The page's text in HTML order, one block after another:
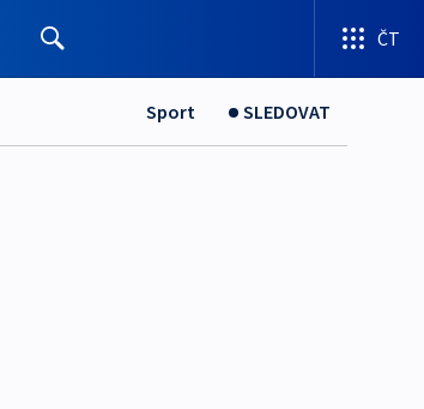
ČT
Sport SLEDOVAT